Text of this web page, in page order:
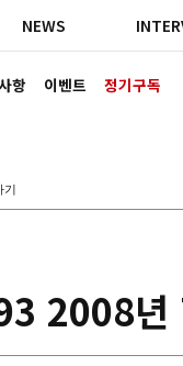
항 이벤트 정기구독
NEWS
2008년